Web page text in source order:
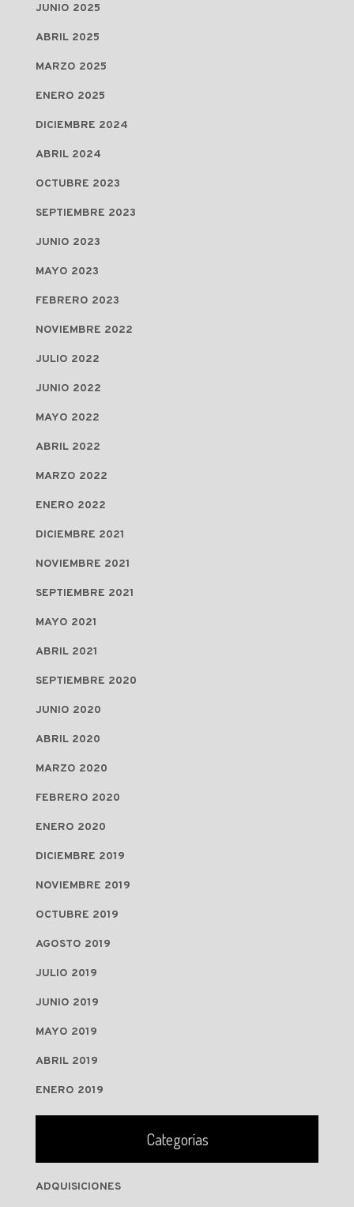
JUNIO 2025
ABRIL 2025
MARZO 2025
ENERO 2025
DICIEMBRE 2024
ABRIL 2024
OCTUBRE 2023
SEPTIEMBRE 2023
JUNIO 2023
MAYO 2023
FEBRERO 2023
NOVIEMBRE 2022
JULIO 2022
JUNIO 2022
MAYO 2022
ABRIL 2022
MARZO 2022
ENERO 2022
DICIEMBRE 2021
NOVIEMBRE 2021
SEPTIEMBRE 2021
MAYO 2021
ABRIL 2021
SEPTIEMBRE 2020
JUNIO 2020
ABRIL 2020
MARZO 2020
FEBRERO 2020
ENERO 2020
DICIEMBRE 2019
NOVIEMBRE 2019
OCTUBRE 2019
AGOSTO 2019
JULIO 2019
JUNIO 2019
MAYO 2019
ABRIL 2019
ENERO 2019
Categorías
ADQUISICIONES